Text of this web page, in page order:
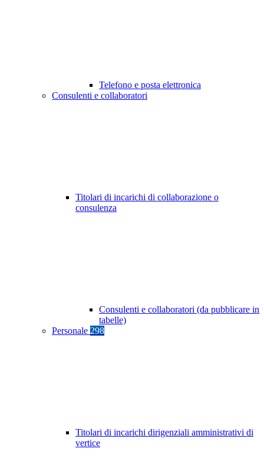
Telefono e posta elettronica
Consulenti e collaboratori
Titolari di incarichi di collaborazione o
consulenza
Consulenti e collaboratori (da pubblicare in
tabelle)
Personale 298
Titolari di incarichi dirigenziali amministrativi di
vertice